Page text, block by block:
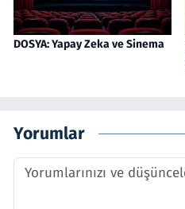
DOSYA: Yapay Zeka ve Sinema
Yorumlar